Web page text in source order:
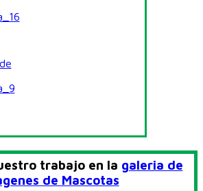
trabajo en la galeria de
de Mascotas